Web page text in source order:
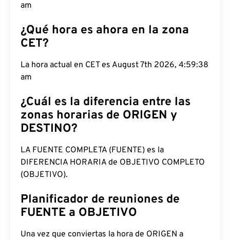
am
¿Qué hora es ahora en la zona
CET?
La hora actual en CET es August 7th 2026, 4:59:39
am
¿Cuál es la diferencia entre las
zonas horarias de ORIGEN y
DESTINO?
LA FUENTE COMPLETA (FUENTE) es la
DIFERENCIA HORARIA de OBJETIVO COMPLETO
(OBJETIVO).
Planificador de reuniones de
FUENTE a OBJETIVO
Una vez que conviertas la hora de ORIGEN a